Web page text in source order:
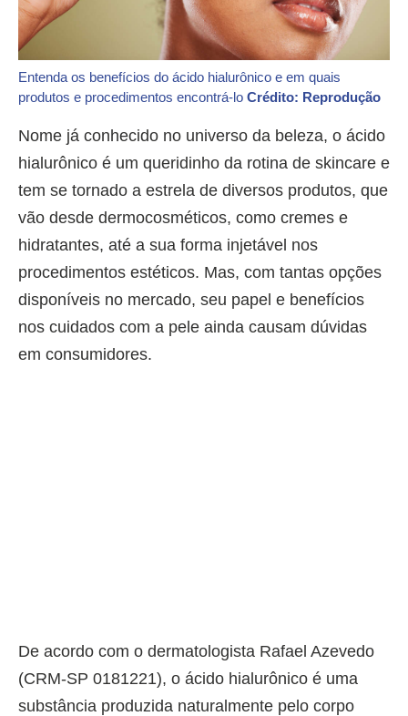
Entenda os benefícios do ácido hialurônico e em quais
produtos e procedimentos encontrá-lo Crédito: Reprodução
Nome já conhecido no universo da beleza, o ácido
hialurônico é um queridinho da rotina de skincare e
tem se tornado a estrela de diversos produtos, que
vão desde dermocosméticos, como cremes e
hidratantes, até a sua forma injetável nos
procedimentos estéticos. Mas, com tantas opções
disponíveis no mercado, seu papel e benefícios
nos cuidados com a pele ainda causam dúvidas
em consumidores.
De acordo com o dermatologista Rafael Azevedo
(CRM-SP 0181221), o ácido hialurônico é uma
substância produzida naturalmente pelo corpo